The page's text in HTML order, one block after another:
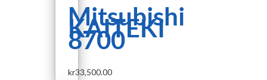
Mitsubishi
KAITEKI
8700
kr33,500.00